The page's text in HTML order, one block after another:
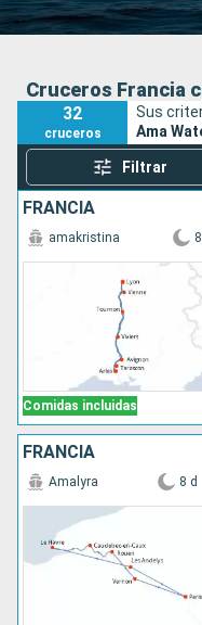
Puertos
Cruceros Francia
32
cruceros
Sus
Ama
Filtrar
FRANCIA
Comidas incluidas
amakristina
FRANCIA
Amalyra 8 d